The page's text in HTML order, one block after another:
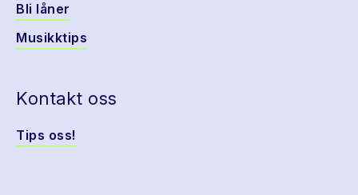
Bli låner
Musikktips
Kontakt oss
Tips oss!